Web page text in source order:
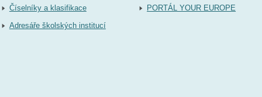
Číselníky a klasifikace
Adresáře školských institucí
PORTÁL YOUR EUROPE